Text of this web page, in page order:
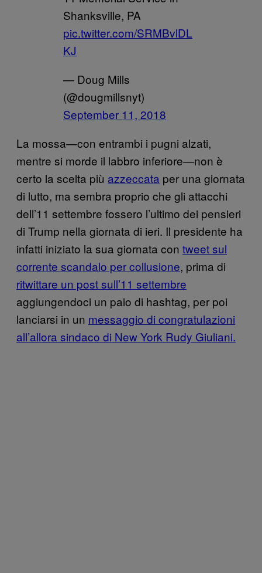
Shanksville, PA
pic.twitter.com/SRMBvlDL
KJ
— Doug Mills
(@dougmillsnyt)
September 11, 2018
La mossa—con entrambi i pugni alzati,
mentre si morde il labbro inferiore—non è
certo la scelta più azzeccata per una giornata
di lutto, ma sembra proprio che gli attacchi
dell’11 settembre fossero l’ultimo dei pensieri
di Trump nella giornata di ieri. Il presidente ha
infatti iniziato la sua giornata con tweet sul
corrente scandalo per collusione, prima di
ritwittare un post sull’11 settembre
aggiungendoci un paio di hashtag, per poi
lanciarsi in un messaggio di congratulazioni
all’allora sindaco di New York Rudy Giuliani.